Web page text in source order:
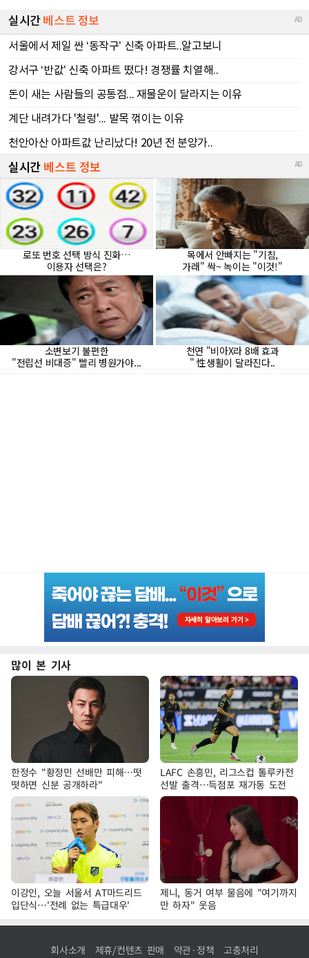
많이 본 기사
한정수 "황정민 선배만 피해…떳
떳하면 신분 공개하라"
LAFC 손흥민, 리그스컵 톨루카전
선발 출격…득점포 재가동 도전
이강인, 오늘 서울서 AT마드리드
입단식…'전례 없는 특급대우'
제니, 동거 여부 물음에 "여기까지
만 하자" 웃음
회사소개 제휴/컨텐츠 판매 약관·정책 고충처리